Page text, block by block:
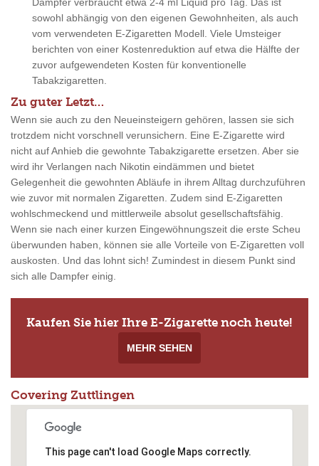
Dampfer verbraucht etwa 2-4 ml Liquid pro Tag. Das ist
sowohl abhängig von den eigenen Gewohnheiten, als auch
vom verwendeten E-Zigaretten Modell. Viele Umsteiger
berichten von einer Kostenreduktion auf etwa die Hälfte der
zuvor aufgewendeten Kosten für konventionelle
Tabakzigaretten.
Zu guter Letzt…
Wenn sie auch zu den Neueinsteigern gehören, lassen sie sich
trotzdem nicht vorschnell verunsichern. Eine E-Zigarette wird
nicht auf Anhieb die gewohnte Tabakzigarette ersetzen. Aber sie
wird ihr Verlangen nach Nikotin eindämmen und bietet
Gelegenheit die gewohnten Abläufe in ihrem Alltag durchzuführen
wie zuvor mit normalen Zigaretten. Zudem sind E-Zigaretten
wohlschmeckend und mittlerweile absolut gesellschaftsfähig.
Wenn sie nach einer kurzen Eingewöhnungszeit die erste Scheu
überwunden haben, können sie alle Vorteile von E-Zigaretten voll
auskosten. Und das lohnt sich! Zumindest in diesem Punkt sind
sich alle Dampfer einig.
Kaufen Sie hier Ihre E-Zigarette noch heute!
MEHR SEHEN
Covering Zuttlingen
This page can't load Google Maps correctly.